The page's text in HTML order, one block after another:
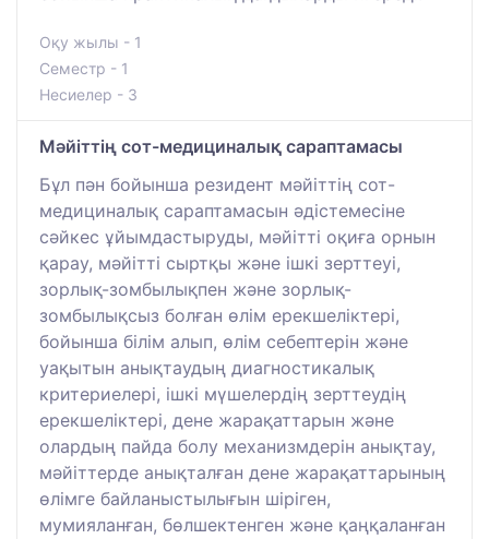
Оқу жылы - 1
Семестр - 1
Несиелер - 3
Мәйіттің сот-медициналық сараптамасы
Бұл пән бойынша резидент мәйіттің сот-
медициналық сараптамасын әдістемесіне
сәйкес ұйымдастыруды, мәйітті оқиға орнын
қарау, мәйітті сыртқы және ішкі зерттеуі,
зорлық-зомбылықпен және зорлық-
зомбылықсыз болған өлім ерекшеліктері,
бойынша білім алып, өлім себептерін және
уақытын анықтаудың диагностикалық
критериелері, ішкі мүшелердің зерттеудің
ерекшеліктері, дене жарақаттарын және
олардың пайда болу механизмдерін анықтау,
мәйіттерде анықталған дене жарақаттарының
өлімге байланыстылығын шіріген,
мумияланған, бөлшектенген және қаңқаланған